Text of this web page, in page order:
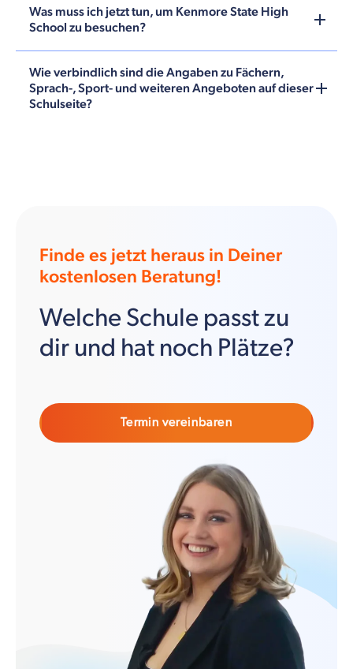
Was muss ich jetzt tun, um Kenmore State High
School zu besuchen?
Wie verbindlich sind die Angaben zu Fächern,
Sprach-, Sport- und weiteren Angeboten auf dieser
Schulseite?
Finde es jetzt heraus in Deiner
kostenlosen Beratung!
Welche Schule passt zu
dir und hat noch Plätze?
Termin vereinbaren